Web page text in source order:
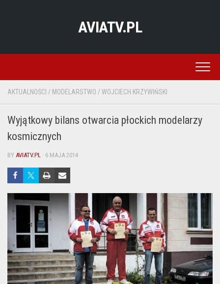
AVIATV.PL
AKTUALNOŚCI / MODELARSTWO /WOJCIECH KRZYWIŃSKI
Wyjątkowy bilans otwarcia płockich modelarzy
kosmicznych
BY AVIATV.PL · 6 MAJA 2014